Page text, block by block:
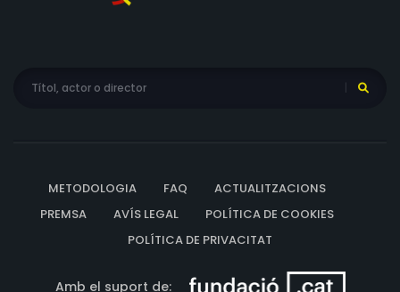
METODOLOGIA FAQ
ACTUALITZACIONS
PREMSA
AVÍS LEGAL
POLÍTICA DE COOKIES
POLÍTICA DE PRIVACITAT
Amb el suport de: